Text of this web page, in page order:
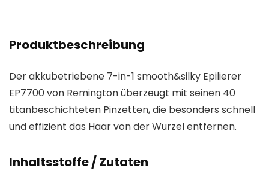
Produktbeschreibung
Der akkubetriebene 7-in-1 smooth&silky Epilierer
EP7700 von Remington überzeugt mit seinen 40
titanbeschichteten Pinzetten, die besonders schnell
und effizient das Haar von der Wurzel entfernen.
Inhaltsstoffe / Zutaten